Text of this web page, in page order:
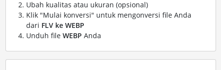
Ubah kualitas atau ukuran (opsional)
Klik "Mulai konversi" untuk mengonversi file Anda
dari FLV ke WEBP
Unduh file WEBP Anda